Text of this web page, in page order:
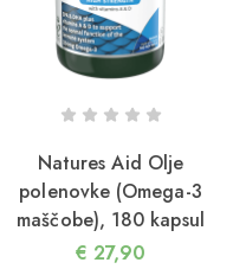
Natures Aid Olje
polenovke (Omega-3
maščobe), 180 kapsul
€ 27,90